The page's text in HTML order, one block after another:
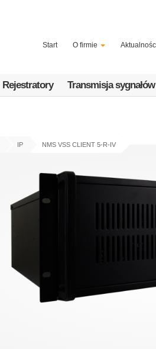
Start
O firmie
Rejestratory Transmisja sygnałów
IP NMS VSS CLIENT 5-R-IV